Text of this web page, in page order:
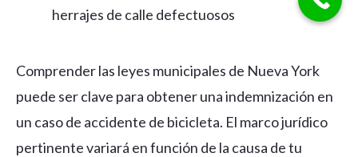
herrajes de calle defectuosos
Comprender las leyes municipales de Nueva York
puede ser clave para obtener una indemnización en
un caso de accidente de bicicleta. El marco jurídico
pertinente variará en función de la causa de tu